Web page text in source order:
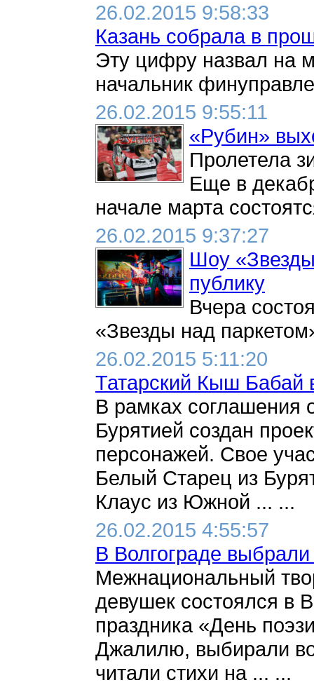
26.02.2015 9:58:33
Казань собрала в
Эту цифру назвал на
начальник
26.02.2015 9:55:11
«Рубин»
Пролетела
Еще в
начале марта
26.02.2015 9:37:27
Шоу
публику
Вчера
«Звезды над
26.02.2015 5:11:20
Татарский Кыш Бабай
В рамках соглашения
Бурятией создан
персонажей. Свое
Белый Старец из
Клаус из Южной ... ...
26.02.2015 4:55:57
В Волгограде
Межнациональный
девушек состоялся в
праздника «День
Джалилю, выбирали
читали стихи на ... ...